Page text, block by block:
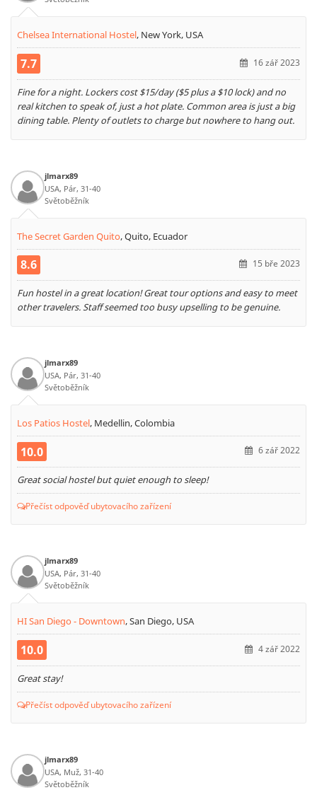
Chelsea International Hostel, New York, USA
7.7 16 zář 2023
Fine for a night. Lockers cost $15/day ($5 plus a $10 lock) and no
real kitchen to speak of, just a hot plate. Common area is just a big
dining table. Plenty of outlets to charge but nowhere to hang out.
jlmarx89
USA, Pár, 31-40
Světoběžník
The Secret Garden Quito,Quito, Ecuador
8.6 15 bře 2023
Fun hostel in a great location! Great tour options and easy to meet
other travelers. Staff seemed too busy upselling to be genuine.
jlmarx89
USA, Pár, 31-40
Světoběžník
Los Patios Hostel, Medellin, Colombia
10.0 6 zář 2022
Great social hostel but quiet enough to sleep!
Přečíst odpověď ubytovacího zařízení
jlmarx89
USA, Pár, 31-40
Světoběžník
HI San Diego - Downtown,San Diego, USA
10.0 4 zář 2022
Great stay!
Přečíst odpověď ubytovacího zařízení
jlmarx89
USA, Muž, 31-40
Světoběžník